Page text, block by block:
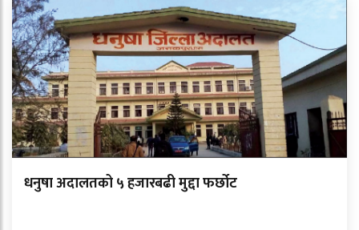
धनुषा अदालतको ५ हजारबढी मुद्दा फर्छोट